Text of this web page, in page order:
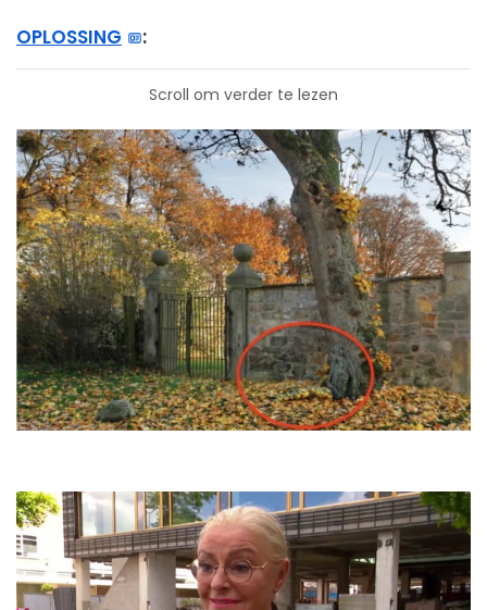
OPLOSSING :
Scroll om verder te lezen